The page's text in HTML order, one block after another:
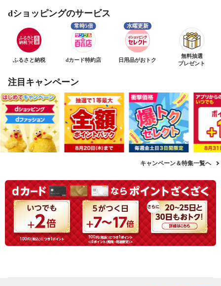
dショッピングのサービス
ふるさと納税 dカード特約店 日用品がおトク
無料抽選
プレゼント
注目キャンペーン
キャンペーン＆特集一覧へ